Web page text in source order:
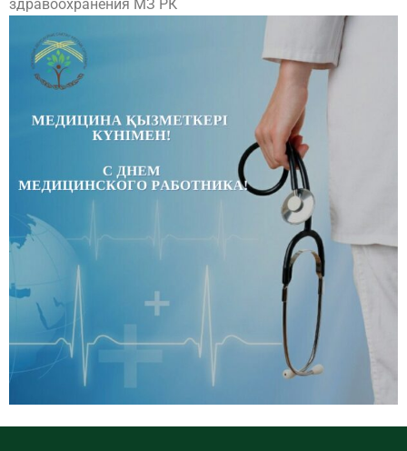
здравоохранения МЗ РК